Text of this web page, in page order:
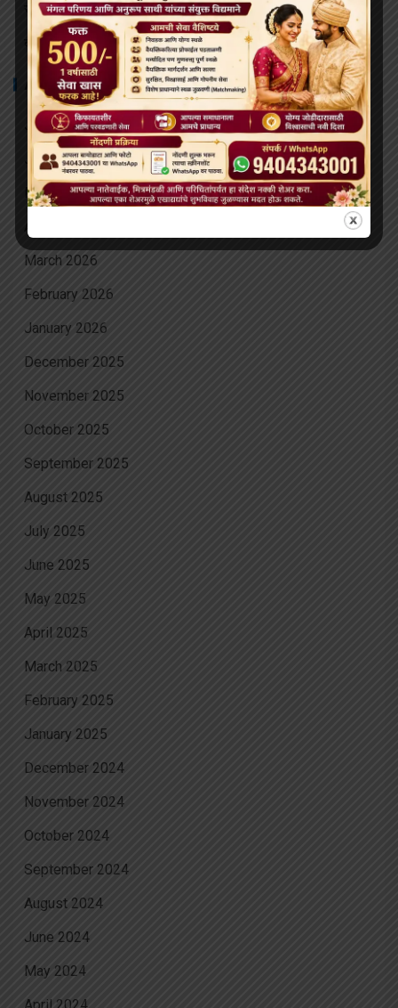
संरक्षणाखाली उपचार पुरवले जातील.
बोधिमग्गो महाविहार प्रवेश व्दार चे भूमि पूजन संपन्न
ARCHIVES
July 2026
June 2026
May 2026
March 2026
February 2026
January 2026
December 2025
November 2025
October 2025
September 2025
August 2025
July 2025
June 2025
May 2025
April 2025
March 2025
February 2025
January 2025
December 2024
November 2024
October 2024
September 2024
August 2024
June 2024
May 2024